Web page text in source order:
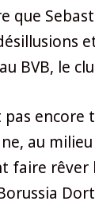
que
au BVB, le
pas
au
faire rêver